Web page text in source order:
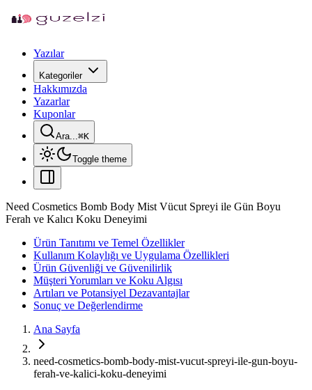
Yazılar
Kategoriler
Hakkımızda
Yazarlar
Kuponlar
Ara...⌘K
Toggle theme
Need Cosmetics Bomb Body Mist Vücut Spreyi ile Gün Boyu
Ferah ve Kalıcı Koku Deneyimi
Ürün Tanıtımı ve Temel Özellikler
Kullanım Kolaylığı ve Uygulama Özellikleri
Ürün Güvenliği ve Güvenilirlik
Müşteri Yorumları ve Koku Algısı
Artıları ve Potansiyel Dezavantajlar
Sonuç ve Değerlendirme
Ana Sayfa
need-cosmetics-bomb-body-mist-vucut-spreyi-ile-gun-boyu-
ferah-ve-kalici-koku-deneyimi